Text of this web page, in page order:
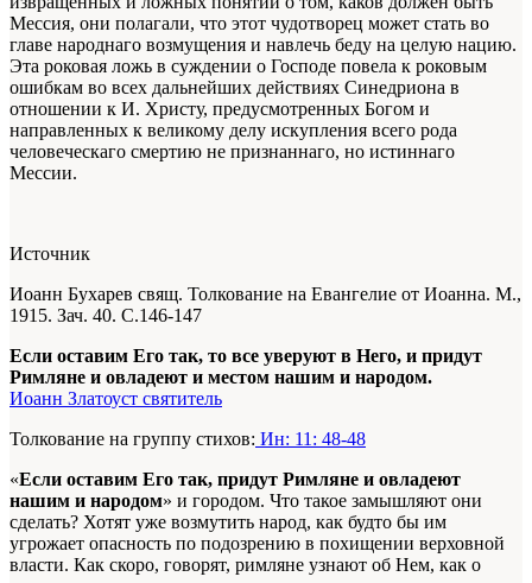
Мессия, они полагали, что этот чудотворец может стать во
главе народнаго возмущения и навлечь беду на целую нацию.
Эта роковая ложь в суждении о Господе повела к роковым
ошибкам во всех дальнейших действиях Синедриона в
отношении к И. Христу, предусмотренных Богом и
направленных к великому делу искупления всего рода
человеческаго смертию не признаннаго, но истиннаго
Мессии.
Источник
Иоанн Бухарев свящ. Толкование на Евангелие от Иоанна. М.,
1915. Зач. 40. С.146-147
Если оставим Его так, то все уверуют в Него, и придут
Римляне и овладеют и местом нашим и народом.
Иоанн Златоуст святитель
Толкование на группу стихов: Ин: 11: 48-48
«Если оставим Его так, придут Римляне и овладеют
нашим и народом» и городом. Что такое замышляют они
сделать? Хотят уже возмутить народ, как будто бы им
угрожает опасность по подозрению в похищении верховной
власти. Как скоро, говорят, римляне узнают об Нем, как о